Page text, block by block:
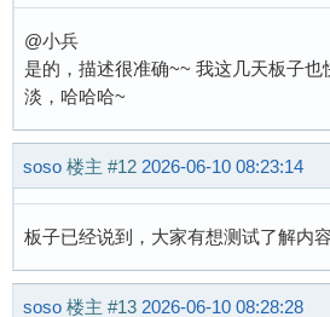
@小兵
是的，描述很准确~~ 我这几天板子
淡，哈哈哈~
soso 楼主 #12 2026-06-10 08:23:14
板子已经说到，大家有想测试了解内
soso 楼主 #13 2026-06-10 08:28:28